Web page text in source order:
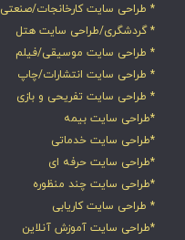
* طراحی سایت کارخانجات/صنعتی
* گردشگری/طراحی سایت هتل
* طراحی سایت موسیقی/فیلم
* طراحی سایت انتشارات/چاپ
* طراحی سایت تفریحی و بازی
*طراحی سایت بیمه
*طراحی سایت خدماتی
*طراحی سایت حرفه ای
*طراحی سایت چند منظوره
* طراحی سایت کاریابی
*طراحی سایت آموزش آنلاین